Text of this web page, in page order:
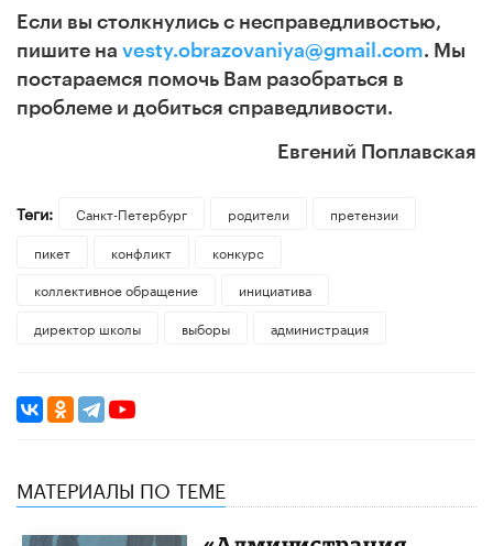
Если вы столкнулись с несправедливостью,
пишите на vesty.obrazovaniya@gmail.com. Мы
постараемся помочь Вам разобраться в
проблеме и добиться справедливости.
Евгений Поплавская
Теги: Санкт-Петербург родители
претензии
пикет
конфликт
конкурс
коллективное обращение
инициатива
директор школы
выборы администрация
МАТЕРИАЛЫ ПО ТЕМЕ